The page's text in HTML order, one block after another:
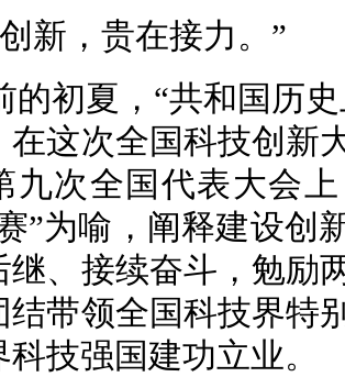
新，贵在接力。”
的初夏，“共和国历
在这次全国科技创新
九次全国代表大会
”为喻，阐释建设创
继、接续奋斗，勉励
结带领全国科技界特
技强国建功立业。